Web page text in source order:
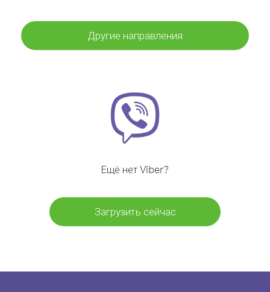
Другие направления
Ещё нет Viber?
Загрузить сейчас